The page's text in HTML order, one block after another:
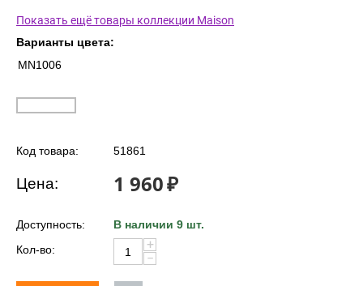
Показать ещё товары коллекции Maison
Варианты цвета:
MN1006
Код товара: 51861
Цена: 1 960₽
Доступность:
В наличии 9 шт.
Кол-во:
+
−